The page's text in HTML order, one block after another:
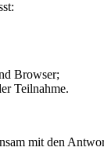
Browser;
Teilnahme.
mit den